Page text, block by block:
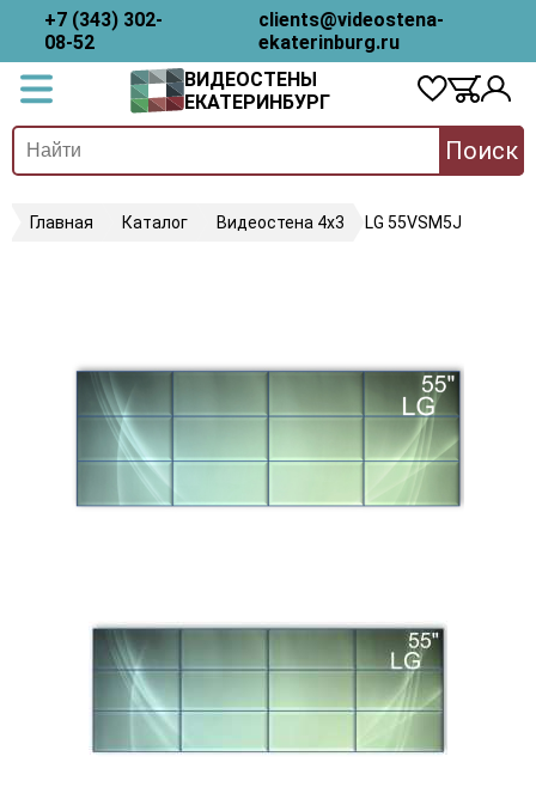
+7 (343) 302-
08-52
clients@videostena-
ekaterinburg.ru
ВИДЕОСТЕНЫ
ЕКАТЕРИНБУРГ
Поиск
Главная Каталог Видеостена 4х3 LG 55VSM5J